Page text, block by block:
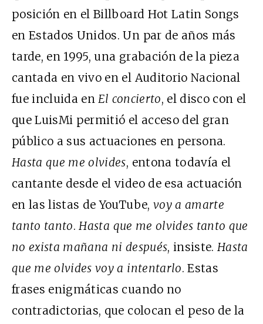
posición en el Billboard Hot Latin Songs
en Estados Unidos. Un par de años más
tarde, en 1995, una grabación de la pieza
cantada en vivo en el Auditorio Nacional
fue incluida enEl concierto, el disco con el
que LuisMi permitió el acceso del gran
público a sus actuaciones en persona.
Hasta que me olvides, entona todavía el
cantante desde el video de esa actuación
en las listas de YouTube, voy a amarte
tanto tanto.Hasta que me olvides tanto que
no exista mañana ni después, insiste. Hasta
que me olvides voy a intentarlo. Estas
frases enigmáticas cuando no
contradictorias, que colocan el peso de la